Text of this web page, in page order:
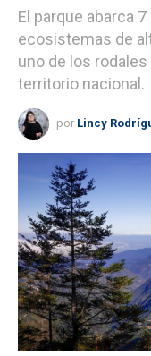
El parque abarca
ecosistemas de
uno de los
territorio nacional.
por Lincy